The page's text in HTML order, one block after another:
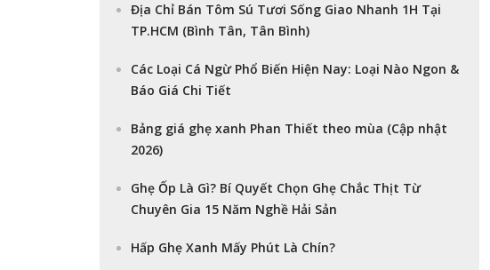
Địa Chỉ Bán Tôm Sú Tươi Sống Giao Nhanh 1H Tại
TP.HCM (Bình Tân, Tân Bình)
Các Loại Cá Ngừ Phổ Biến Hiện Nay: Loại Nào Ngon &
Báo Giá Chi Tiết
Bảng giá ghẹ xanh Phan Thiết theo mùa (Cập nhật
2026)
Ghẹ Ốp Là Gì? Bí Quyết Chọn Ghẹ Chắc Thịt Từ
Chuyên Gia 15 Năm Nghề Hải Sản
Hấp Ghẹ Xanh Mấy Phút Là Chín?